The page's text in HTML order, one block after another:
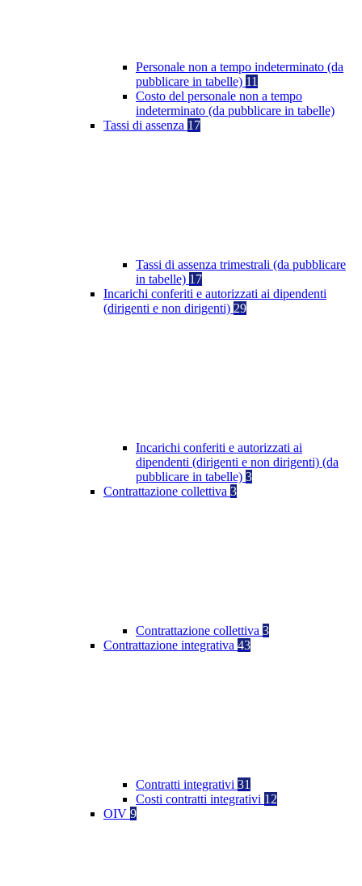
Personale non a tempo indeterminato (da
pubblicare in tabelle) 11
Costo del personale non a tempo
indeterminato (da pubblicare in tabelle)
Tassi di assenza 17
Tassi di assenza trimestrali (da pubblicare
in tabelle) 17
Incarichi conferiti e autorizzati ai dipendenti
(dirigenti e non dirigenti) 29
Incarichi conferiti e autorizzati ai
dipendenti (dirigenti e non dirigenti) (da
pubblicare in tabelle) 3
Contrattazione collettiva 3
Contrattazione collettiva 3
Contrattazione integrativa 43
Contratti integrativi 31
Costi contratti integrativi 12
OIV 9